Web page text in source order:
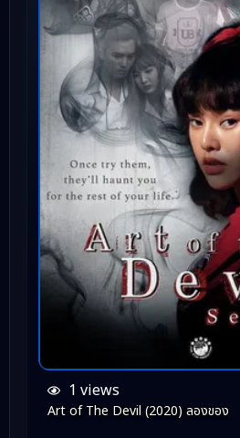
1 views
Art of The Devil (2020) ลองของ